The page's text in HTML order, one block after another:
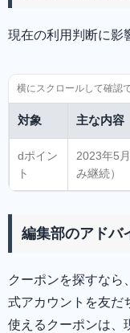
現在の利用判断に影
対象 主な内容
dポイン
ト
2023年5
み継続）
編集部のアドバ
クーポンを探すなら
式アカウントを友だ
使えるクーポンは、